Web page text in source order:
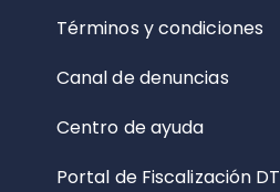
Términos y condiciones
Canal de denuncias
Centro de ayuda
Portal de Fiscalización DT